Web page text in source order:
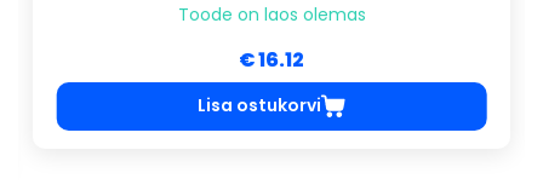
Toode on laos olemas
€ 16.12
Lisa ostukorvi